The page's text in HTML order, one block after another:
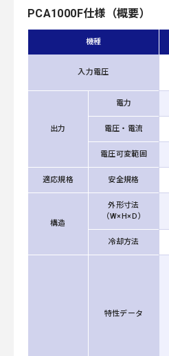
PCA1000F仕様（概要）
機種
入力電圧
出力
電力
電圧・電流
電圧可変範囲
適応規格 安全規格
構造
外形寸法
（W×H×D）
冷却方法
特性データ